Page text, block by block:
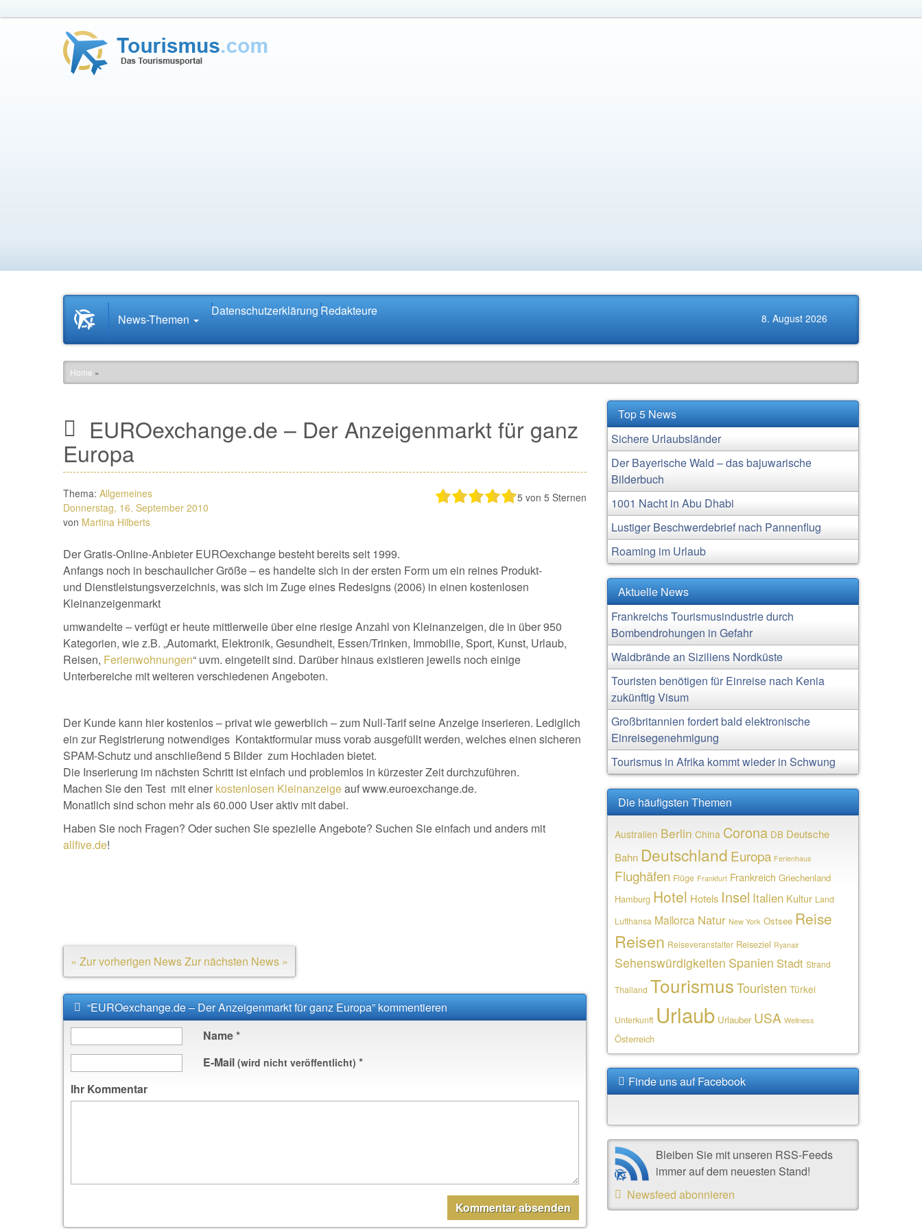
Startseite
News.Tourismus.com
News-Themen
Datenschutzerklärung Redakteure 8. August 2026
Home »
EUROexchange.de – Der Anzeigenmarkt für ganz
Europa
Thema: Allgemeines
Donnerstag, 16. September 2010
von Martina Hilberts
5 von 5 Sternen
Der Gratis-Online-Anbieter EUROexchange besteht bereits seit 1999.
Anfangs noch in beschaulicher Größe – es handelte sich in der ersten Form um ein reines Produkt-
und Dienstleistungsverzeichnis, was sich im Zuge eines Redesigns (2006) in einen kostenlosen
Kleinanzeigenmarkt
umwandelte – verfügt er heute mittlerweile über eine riesige Anzahl von Kleinanzeigen, die in über 950
Kategorien, wie z.B. „Automarkt, Elektronik, Gesundheit, Essen/Trinken, Immobilie, Sport, Kunst, Urlaub,
Reisen, Ferienwohnungen“ uvm. eingeteilt sind. Darüber hinaus existieren jeweils noch einige
Unterbereiche mit weiteren verschiedenen Angeboten.
Der Kunde kann hier kostenlos – privat wie gewerblich – zum Null-Tarif seine Anzeige inserieren. Lediglich
ein zur Registrierung notwendiges Kontaktformular muss vorab ausgefüllt werden, welches einen sicheren
SPAM-Schutz und anschließend 5 Bilder zum Hochladen bietet.
Die Inserierung im nächsten Schritt ist einfach und problemlos in kürzester Zeit durchzuführen.
Machen Sie den Test mit einer kostenlosen Kleinanzeigeauf www.euroexchange.de.
Monatlich sind schon mehr als 60.000 User aktiv mit dabei.
Haben Sie noch Fragen? Oder suchen Sie spezielle Angebote? Suchen Sie einfach und anders mit
allfive.de!
« Zur vorherigen NewsZur nächsten News »
“EUROexchange.de – Der Anzeigenmarkt für ganz Europa” kommentieren
Name*
E-Mail (wird nicht veröffentlicht) *
Ihr Kommentar
Top 5 News
Sichere Urlaubsländer
Der Bayerische Wald – das bajuwarische
Bilderbuch
1001 Nacht in Abu Dhabi
Lustiger Beschwerdebrief nach Pannenflug
Roaming im Urlaub
Aktuelle News
Frankreichs Tourismusindustrie durch
Bombendrohungen in Gefahr
Waldbrände an Siziliens Nordküste
Touristen benötigen für Einreise nach Kenia
zukünftig Visum
Großbritannien fordert bald elektronische
Einreisegenehmigung
Tourismus in Afrika kommt wieder in Schwung
Die häufigsten Themen
Australien Berlin China Corona DB Deutsche
Bahn Deutschland Europa Ferienhaus
Flughäfen Flüge Frankfurt Frankreich Griechenland
Hamburg Hotel Hotels Insel Italien Kultur Land
Lufthansa Mallorca Natur New York Ostsee Reise
Reisen Reiseveranstalter Reiseziel Ryanair
Sehenswürdigkeiten Spanien Stadt Strand
Thailand Tourismus Touristen Türkei
Unterkunft Urlaub Urlauber USA Wellness
Österreich
Finde uns auf Facebook
Bleiben Sie mit unseren RSS-Feeds
immer auf dem neuesten Stand!
Newsfeed abonnieren